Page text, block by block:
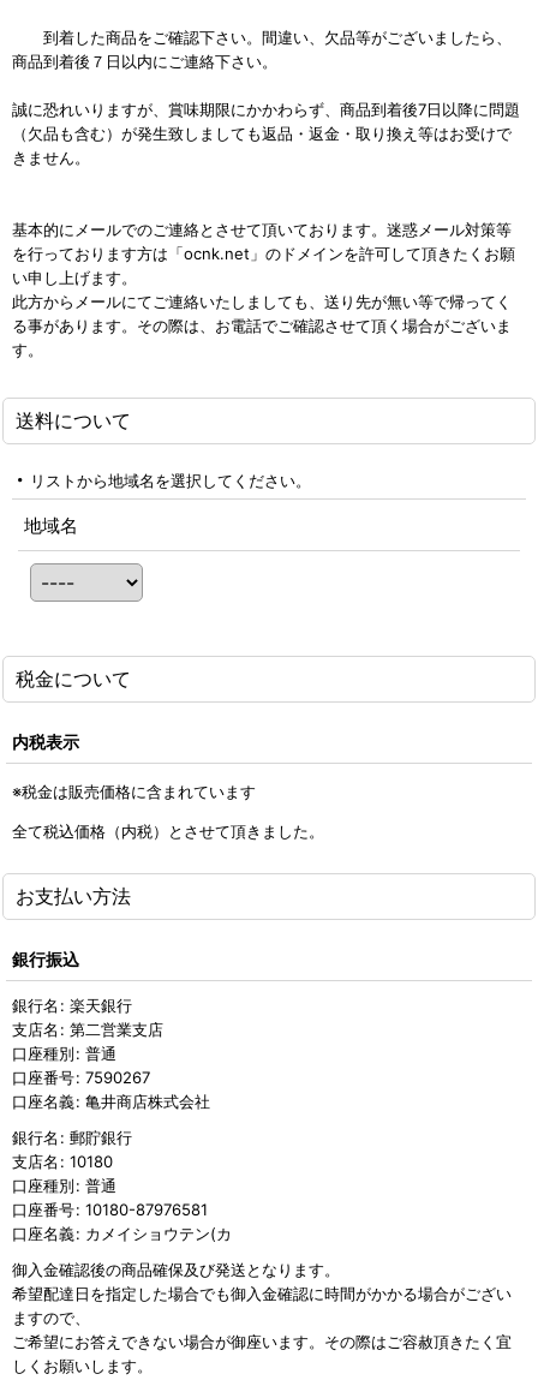
到着した商品をご確認下さい。間違い、欠品等がございましたら、
商品到着後７日以内にご連絡下さい。
誠に恐れいりますが、賞味期限にかかわらず、商品到着後7日以降に問題
（欠品も含む）が発生致しましても返品・返金・取り換え等はお受けで
きません。
基本的にメールでのご連絡とさせて頂いております。迷惑メール対策等
を行っております方は「ocnk.net」のドメインを許可して頂きたくお願
い申し上げます。
此方からメールにてご連絡いたしましても、送り先が無い等で帰ってく
る事があります。その際は、お電話でご確認させて頂く場合がございま
す。
送料について
リストから地域名を選択してください。
地域名
税金について
内税表示
※税金は販売価格に含まれています
全て税込価格（内税）とさせて頂きました。
お支払い方法
銀行振込
銀行名 : 楽天銀行
支店名 : 第二営業支店
口座種別: 普通
口座番号: 7590267
口座名義: 亀井商店株式会社
銀行名 : 郵貯銀行
支店名 : 10180
口座種別: 普通
口座番号: 10180-87976581
口座名義: カメイショウテン(カ
御入金確認後の商品確保及び発送となります。
希望配達日を指定した場合でも御入金確認に時間がかかる場合がござい
ますので、
ご希望にお答えできない場合が御座います。その際はご容赦頂きたく宜
しくお願いします。